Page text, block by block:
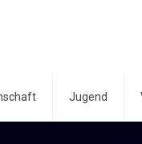
Jugend